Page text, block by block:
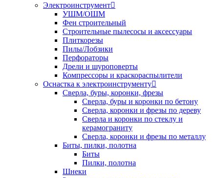
Электроинструмент
УШМ/ОШМ
Фен строительный
Строительные пылесосы и аксессуары
Плиткорезы
Пилы/Лобзики
Перфораторы
Дрели и шуроповерты
Компрессоры и краскораспылители
Оснастка к электроинструменту
Сверла, буры, коронки, фрезы
Сверла, буры и коронки по бетону
Сверла, коронки и фрезы по дереву
Сверла и коронки по стеклу и
керамограниту
Сверла, коронки и фрезы по металлу
Биты, пилки, полотна
Биты
Пилки, полотна
Шнеки